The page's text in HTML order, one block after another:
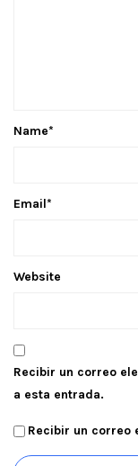
Name*
Email*
Website
Recibir un correo
a esta entrada.
Recibir un correo